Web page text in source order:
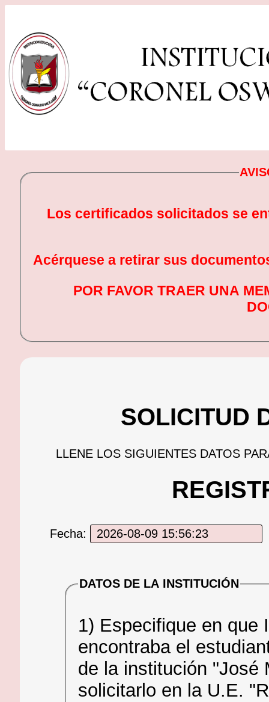
Los certificados solicitados se
Acérquese a retirar sus
POR FAVOR TRAER UNA
SOLICITUD
LLENE LOS SIGUIENTES DATOS
Fecha:
DATOS DE LA INSTITUCIÓN
1) Especifique en que
encontraba el estudiante. Si necesita
de la institución "José
solicitarlo en la U.E.